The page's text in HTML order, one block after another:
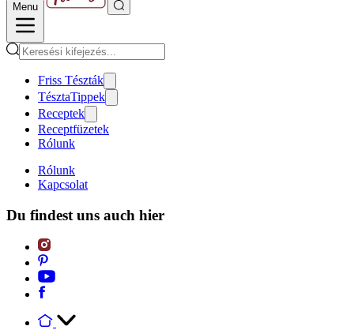
Menu
Friss Tészták
TésztaTippek
Receptek
Receptfüzetek
Rólunk
Rólunk
Kapcsolat
Du findest uns auch hier